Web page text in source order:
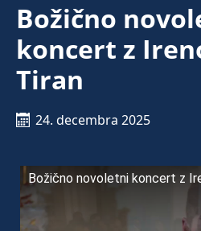
Božično
koncert z
Tiran
24. decembra 2025
Božično novoletni koncert z